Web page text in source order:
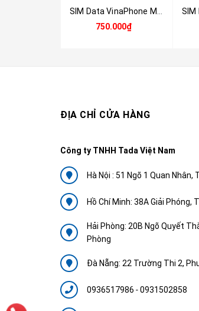
750.000₫
ĐỊA CHỈ CỬA HÀNG
Công ty TNHH Tada Việt Nam
Hà Nội : 51 Ngõ 1 Quan Nhân,
Hồ Chí Minh: 38A Giải Phóng,
Hải Phòng: 20B Ngõ Quyết
Phòng
Đà Nẵng: 22 Trường Thi 2,
0936517986 -0931502858